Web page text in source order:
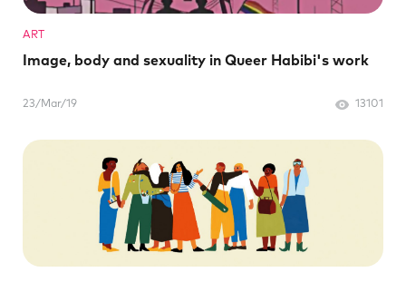
ART
Image, body and sexuality in Queer Habibi's work
23/Mar/19 13101